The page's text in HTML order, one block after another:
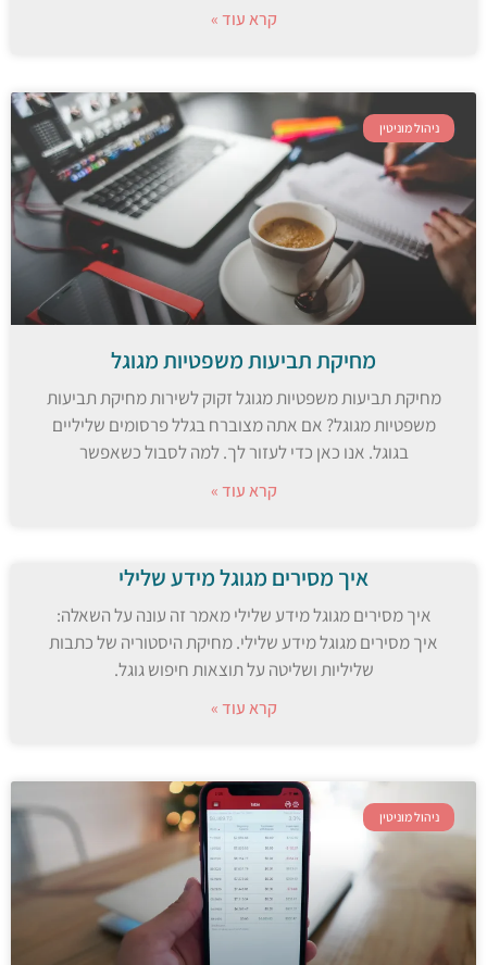
קרא עוד »
ניהול מוניטין
מחיקת תביעות משפטיות מגוגל
מחיקת תביעות משפטיות מגוגל זקוק לשירות מחיקת תביעות
משפטיות מגוגל? אם אתה מצוברח בגלל פרסומים שליליים
בגוגל. אנו כאן כדי לעזור לך. למה לסבול כשאפשר
קרא עוד »
איך מסירים מגוגל מידע שלילי
איך מסירים מגוגל מידע שלילי מאמר זה עונה על השאלה:
איך מסירים מגוגל מידע שלילי. מחיקת היסטוריה של כתבות
שליליות ושליטה על תוצאות חיפוש גוגל.
קרא עוד »
ניהול מוניטין